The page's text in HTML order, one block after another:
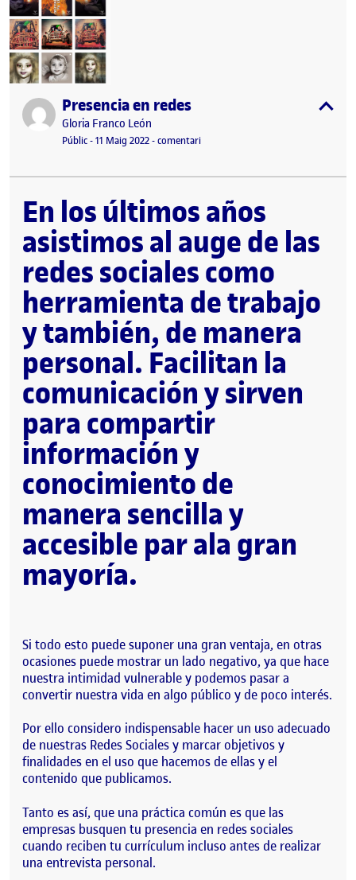
Publicat perPresencia en redes
Publicat per
Gloria Franco León
Visibilitat:
Públic-Data de publicació
11 Maig 202211 maig, 2022 9:42 am
-comentariel Presencia en redes
En los últimos años
asistimos al auge de las
redes sociales como
herramienta de trabajo
y también, de manera
personal. Facilitan la
comunicación y sirven
para compartir
información y
conocimiento de
manera sencilla y
accesible par ala gran
mayoría.
Si todo esto puede suponer una gran ventaja, en otras
ocasiones puede mostrar un lado negativo, ya que hace
nuestra intimidad vulnerable y podemos pasar a
convertir nuestra vida en algo público y de poco interés.
Por ello considero indispensable hacer un uso adecuado
de nuestras Redes Sociales y marcar objetivos y
finalidades en el uso que hacemos de ellas y el
contenido que publicamos.
Tanto es así, que una práctica común es que las
empresas busquen tu presencia en redes sociales
cuando reciben tu currículum incluso antes de realizar
una entrevista personal.